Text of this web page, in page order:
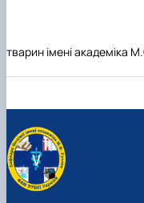
тварин імені академіка